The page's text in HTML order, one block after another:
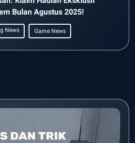
Bulan Agustus 2025!
News Game News